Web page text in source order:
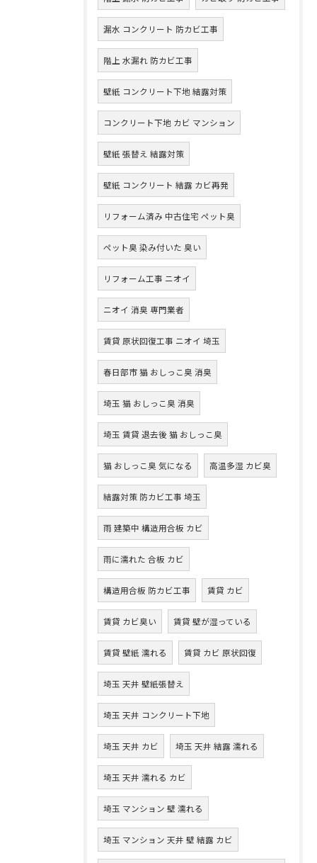
漏水 コンクリート 防カビ工事
階上 水漏れ 防カビ工事
壁紙 コンクリート下地 結露対策
コンクリート下地 カビ マンション
壁紙 張替え 結露対策
壁紙 コンクリート 結露 カビ再発
リフォーム済み 中古住宅 ペット臭
ペット臭 染み付いた 臭い
リフォーム工事 ニオイ
ニオイ 消臭 専門業者
賃貸 原状回復工事 ニオイ 埼玉
春日部市 猫 おしっこ臭 消臭
埼玉 猫 おしっこ臭 消臭
埼玉 賃貸 退去後 猫 おしっこ臭
猫 おしっこ臭 気になる 高温多湿 カビ臭
結露対策 防カビ工事 埼玉
雨 建築中 構造用合板 カビ
雨に濡れた 合板 カビ
構造用合板 防カビ工事 賃貸 カビ
賃貸 カビ臭い 賃貸 壁が湿っている
賃貸 壁紙 濡れる 賃貸 カビ 原状回復
埼玉 天井 壁紙張替え
埼玉 天井 コンクリート下地
埼玉 天井 カビ 埼玉 天井 結露 濡れる
埼玉 天井 濡れる カビ
埼玉 マンション 壁 濡れる
埼玉 マンション 天井 壁 結露 カビ